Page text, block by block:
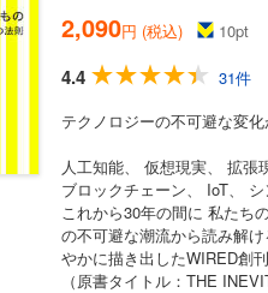
2,090円 (税込) 10pt
4.4
31件
テクノロジーの不可避な変
人工知能、 仮想現実、 拡張
ブロックチェーン、 IoT、
これから30年の間に 私たち
の不可避な潮流から読み解
やかに描き出したWIRED創
（原書タイトル：THE